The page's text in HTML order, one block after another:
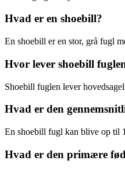
Hvad er en shoebill?
En shoebill er en stor, grå fugl
Hvor lever shoebill
Shoebill fuglen lever
Hvad er den
En shoebill fugl kan blive op til
Hvad er den primære